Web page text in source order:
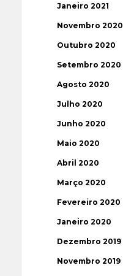
Janeiro 2021
Novembro 2020
Outubro 2020
Setembro 2020
Agosto 2020
Julho 2020
Junho 2020
Maio 2020
Abril 2020
Março 2020
Fevereiro 2020
Janeiro 2020
Dezembro 2019
Novembro 2019